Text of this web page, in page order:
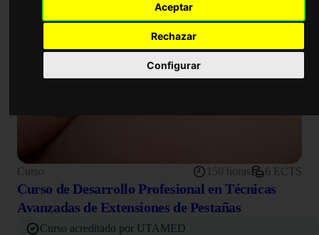
Aceptar
Rechazar
Configurar
Curso 150 horas 6 ECTS
Curso de Desarrollo Profesional en Técnicas
Avanzadas de Extensiones de Pestañas
Curso acreditado por UTAMED